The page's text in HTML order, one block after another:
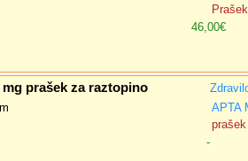
46,00€
mg prašek za raztopino
APTA
-